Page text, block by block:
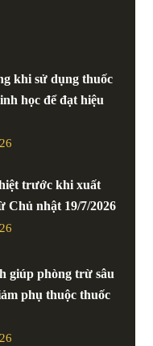
khi sử dụng thuốc
học để đạt hiệu
trước khi xuất
Chủ nhật 19/7/2026
giúp phòng trừ sâu
phụ thuộc thuốc